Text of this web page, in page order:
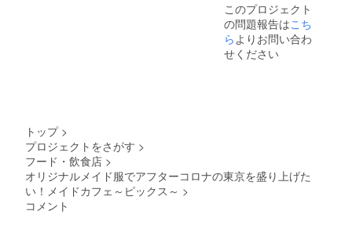
効のお
店で使
えるシ
ルバー
会員
ご記入
の上お
礼動画
送信♡
♡3ヶ月
間ポイ
ント
チェキ
何枚で
このプロジェクト
の問題報告はこち
らよりお問い合わ
せください
トップ >
プロジェクトをさがす >
フード・飲食店 >
オリジナルメイド服でアフターコロナの東京を盛り上げた
い！メイドカフェ～ピックス～ >
コメント